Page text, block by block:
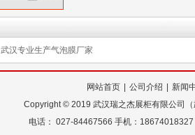
武汉专业生产气泡膜厂家
网站首页 公司介绍
新闻
Copyright© 2019 武汉瑞之杰展柜有限公司
电话： 027-84467566 手机：